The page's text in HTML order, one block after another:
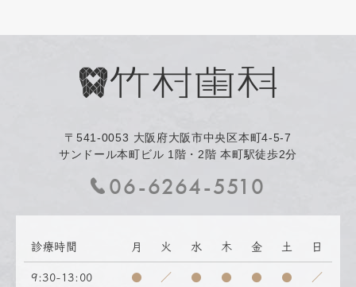
〒541-0053 大阪府大阪市中央区本町4-5-7
サンドール本町ビル 1階・2階 本町駅徒歩2分
06-6264-5510
診療時間 月 火 水 木 金 土 日
9:30-13:00 ● ／ ● ● ● ● ／